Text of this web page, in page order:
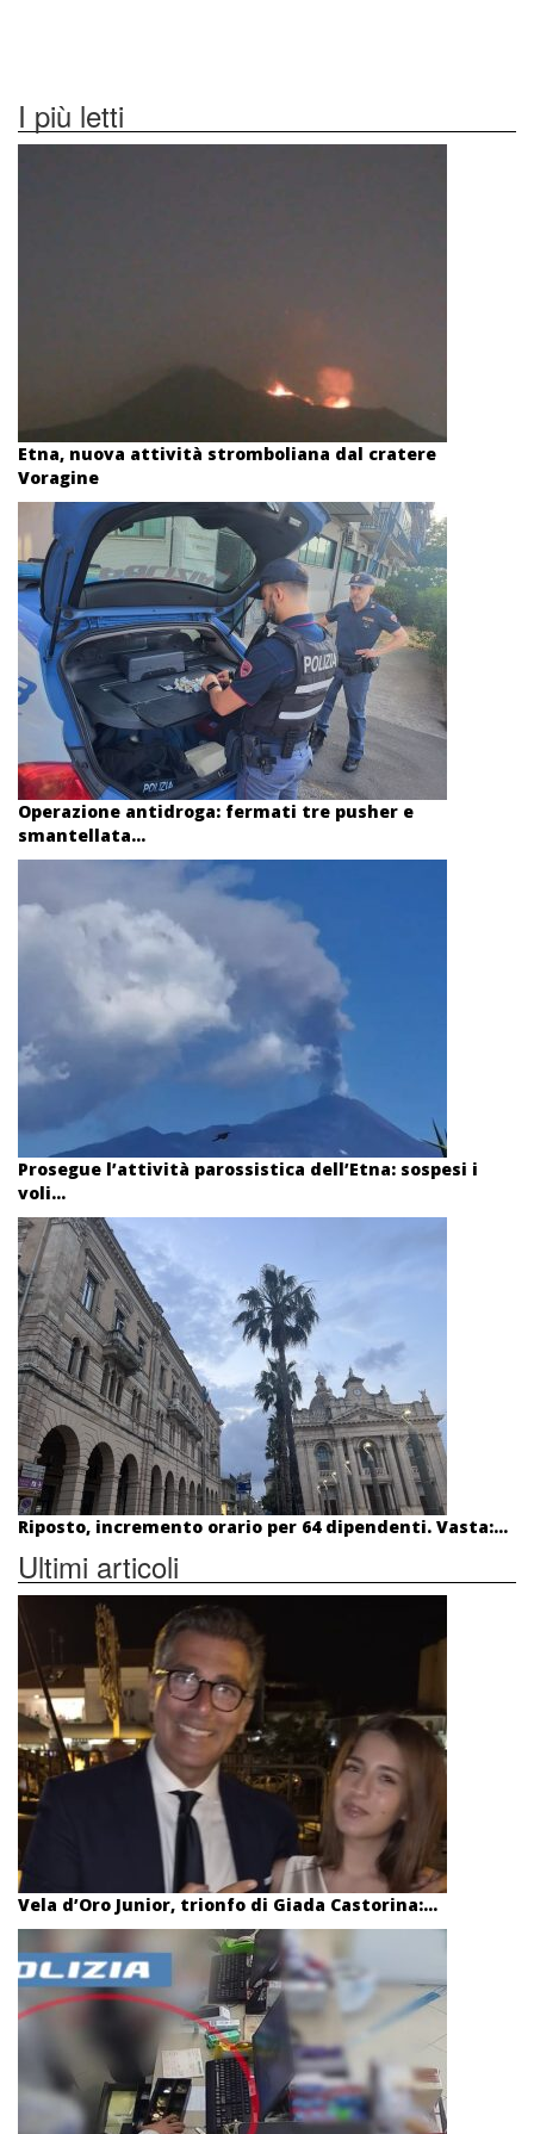
I più letti
Etna, nuova attività stromboliana dal cratere
Voragine
Operazione antidroga: fermati tre pusher e
smantellata...
Prosegue l’attività parossistica dell’Etna: sospesi i
voli...
Riposto, incremento orario per 64 dipendenti. Vasta:...
Ultimi articoli
Vela d’Oro Junior, trionfo di Giada Castorina:...